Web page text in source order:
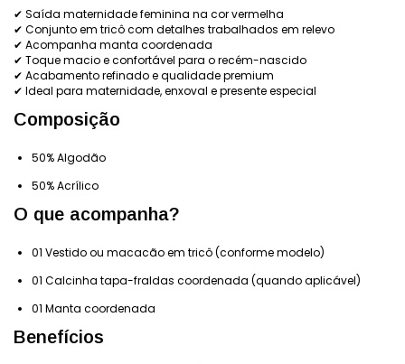
✔ Saída maternidade feminina na cor vermelha
✔ Conjunto em tricô com detalhes trabalhados em relevo
✔ Acompanha manta coordenada
✔ Toque macio e confortável para o recém-nascido
✔ Acabamento refinado e qualidade premium
✔ Ideal para maternidade, enxoval e presente especial
Composição
50% Algodão
50% Acrílico
O que acompanha?
01 Vestido ou macacão em tricô (conforme modelo)
01 Calcinha tapa-fraldas coordenada (quando aplicável)
01 Manta coordenada
Benefícios